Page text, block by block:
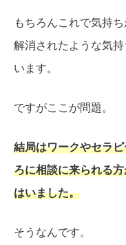
もちろんこれで気持
解消されたような気
います。
ですがここが問題。
結局はワークやセラ
ろに相談に来られる
はいました。
そうなんです。